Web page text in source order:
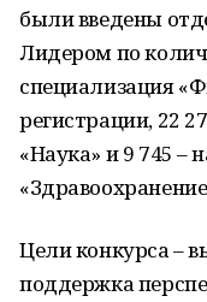
были введены
Лидером по
специализация
регистрации, 22
«Наука» и 9 745 –
Цели конкурса –
поддержка